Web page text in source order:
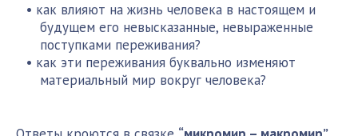
как влияют на жизнь человека в настоящем и
будущем его невысказанные, невыраженные
поступками переживания?
как эти переживания буквально изменяют
материальный мир вокруг человека?